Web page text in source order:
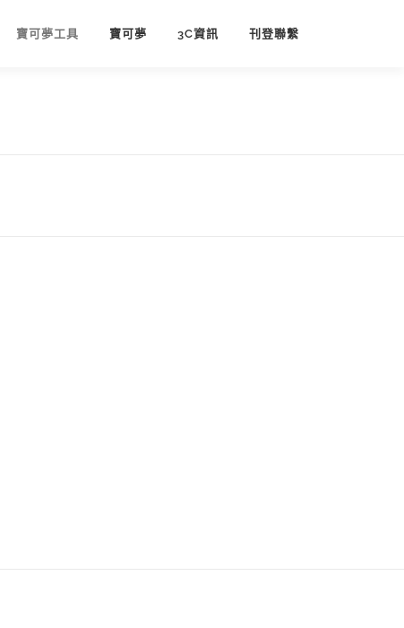
寶可夢工具 寶可夢 3C資訊 刊登聯繫